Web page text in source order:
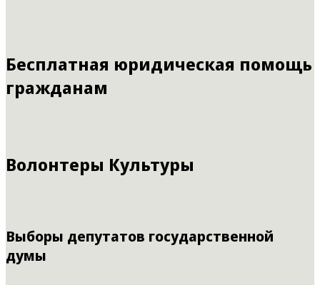
Бесплатная юридическая помощь
гражданам
Волонтеры Культуры
Выборы депутатов государственной
думы